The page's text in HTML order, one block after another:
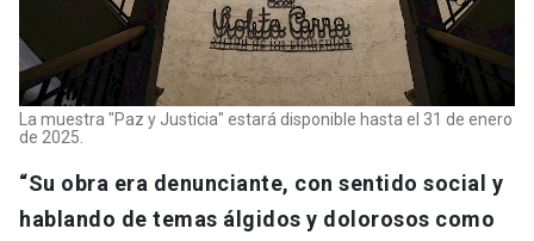
La muestra "Paz y Justicia" estará disponible hasta el 31 de enero
de 2025.
“Su obra era denunciante, con sentido social y
hablando de temas álgidos y dolorosos como